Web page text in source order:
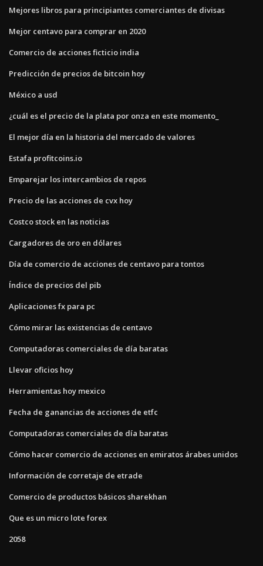
Mejores libros para principiantes comerciantes de divisas
Mejor centavo para comprar en 2020
Comercio de acciones ficticio india
Predicción de precios de bitcoin hoy
México a usd
¿cuál es el precio de la plata por onza en este momento_
El mejor día en la historia del mercado de valores
Estafa profitcoins.io
Emparejar los intercambios de repos
Precio de las acciones de cvx hoy
Costco stock en las noticias
Cargadores de oro en dólares
Día de comercio de acciones de centavo para tontos
Índice de precios del pib
Aplicaciones fx para pc
Cómo mirar las existencias de centavo
Computadoras comerciales de día baratas
Llevar oficios hoy
Herramientas hoy mexico
Fecha de ganancias de acciones de etfc
Computadoras comerciales de día baratas
Cómo hacer comercio de acciones en emiratos árabes unidos
Información de corretaje de etrade
Comercio de productos básicos sharekhan
Que es un micro lote forex
2058